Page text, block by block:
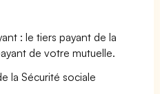
: le tiers payant de la
de votre mutuelle.
la Sécurité sociale